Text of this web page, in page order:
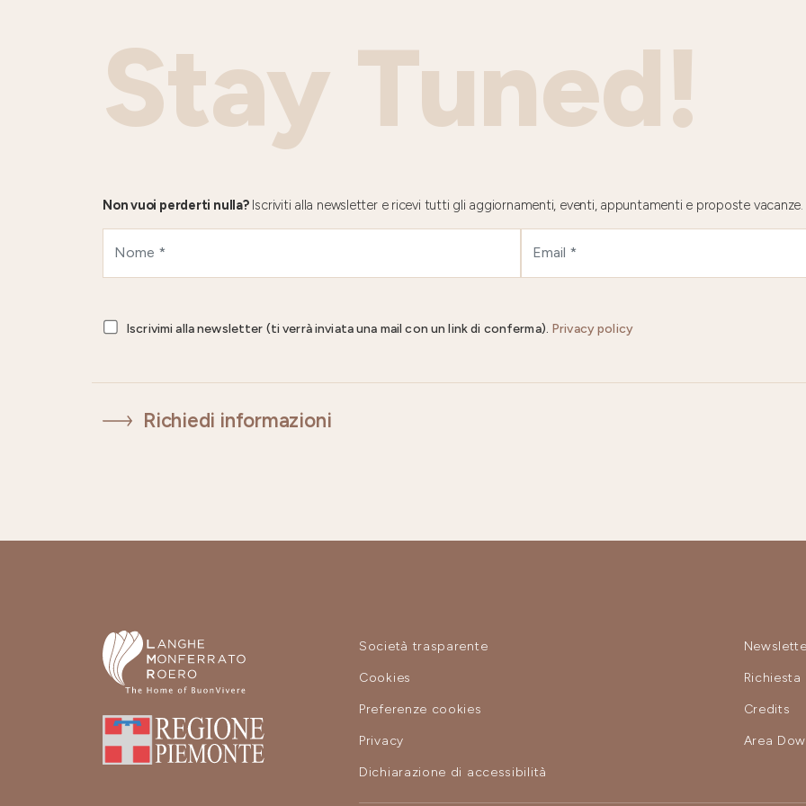
Stay Tuned!
Non vuoi perderti nulla?Iscriviti alla newsletter e ricevi tutti gli aggiornamenti, eventi, appuntamenti e proposte vacanze.
Iscrivimi alla newsletter (ti verrà inviata una mail con un link di conferma). Privacy policy
Richiedi informazioni
Società trasparente
Cookies
Preferenze cookies
Privacy
Dichiarazione di accessibilità
Credits
Area